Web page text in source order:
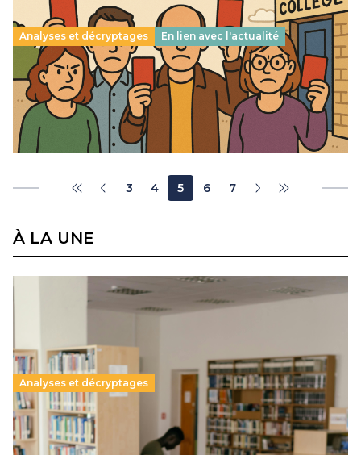
Analyses et décryptages En lien avec l'actualité
Groupes Attal : le coup de grâce porté par
l’inspection générale
18 juin 2025-
Lire la suite →
3 4 5 6 7
À LA UNE
Analyses et décryptages
Supérieur privé : une dérive qui met à mal la
promesse républicaine